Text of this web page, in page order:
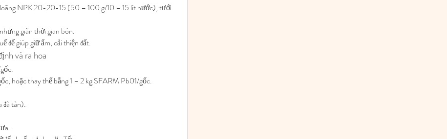
loãng NPK 20-20-15 (50 – 100 g/10 – 15 lít nước), tưới
giãn thời gian bón.
để giúp giữ ẩm, cải thiện đất.
và ra hoa
hoặc thay thế bằng 1 – 2 kg SFARM Pb01/gốc.
đã tàn).